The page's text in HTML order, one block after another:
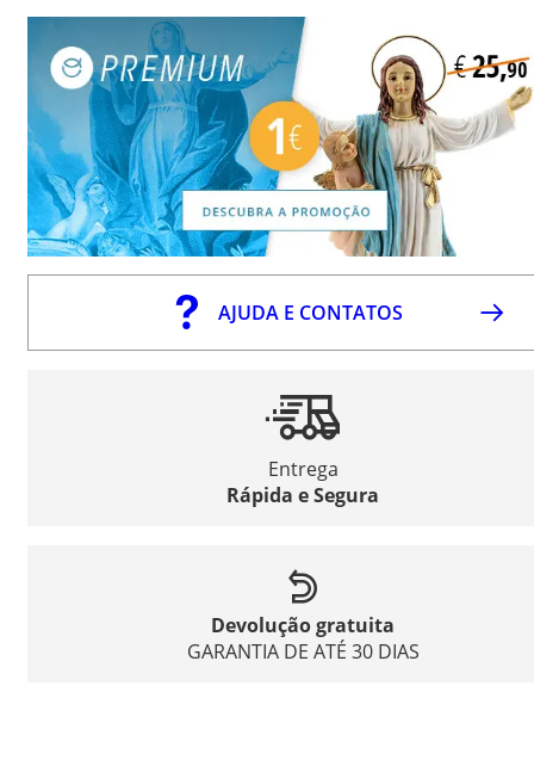
AJUDA E CONTATOS
Entrega
Rápida e Segura
Devolução gratuita
GARANTIA DE ATÉ 30 DIAS